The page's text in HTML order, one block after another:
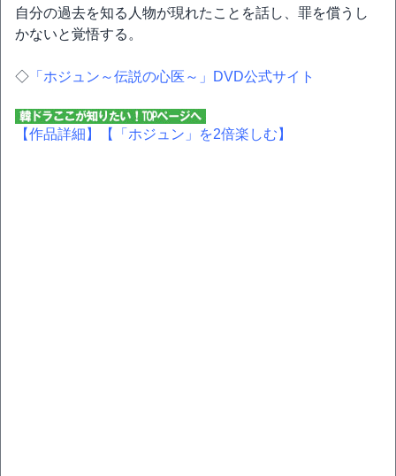
自分の過去を知る人物が現れたことを話し、罪を償うし
かないと覚悟する。
◇ 「ホジュン～伝説の心医～」DVD公式サイト
【作品詳細】 【「ホジュン」を2倍楽しむ】